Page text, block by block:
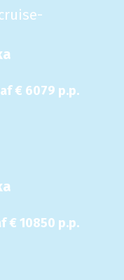
€ 6079 p.p.
€ 10850 p.p.